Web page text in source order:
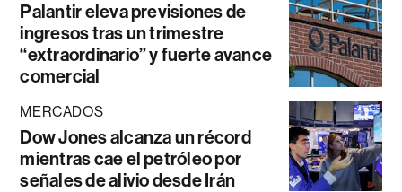
Palantir eleva previsiones de
ingresos tras un trimestre
“extraordinario” y fuerte avance
comercial
MERCADOS
Dow Jones alcanza un récord
mientras cae el petróleo por
señales de alivio desde Irán